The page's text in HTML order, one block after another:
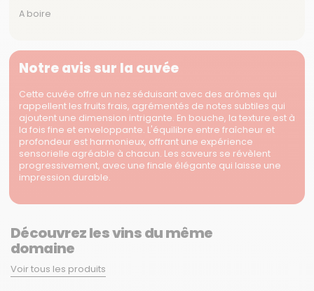
A boire
Notre avis sur la cuvée
Cette cuvée offre un nez séduisant avec des arômes qui
rappellent les fruits frais, agrémentés de notes subtiles qui
ajoutent une dimension intrigante. En bouche, la texture est à
la fois fine et enveloppante. L'équilibre entre fraîcheur et
profondeur est harmonieux, offrant une expérience
sensorielle agréable à chacun. Les saveurs se révèlent
progressivement, avec une finale élégante qui laisse une
impression durable.
Découvrez les vins du même
domaine
Voir tous les produits